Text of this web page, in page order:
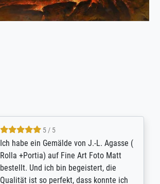
4.8 / 5
Qualité absolument irréprochable.
Extraordinaire diversité des thèmes
abordés et personnalisation des
demandes (recadrage, réajustement des